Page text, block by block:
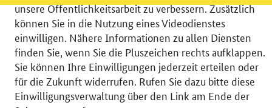
© 2026 Bundesministerium für Wirtschaft und Energie
RSS
Benutzerhinweise
Inhaltsverzeichnis
Impressum
Barrierefreiheit
Datenschutz
unsere Öffentlichkeitsarbeit zu verbessern. Zusätzlich
können Sie in die Nutzung eines Videodienstes
einwilligen. Nähere Informationen zu allen Diensten
finden Sie, wenn Sie die Pluszeichen rechts aufklappen.
Sie können Ihre Einwilligungen jederzeit erteilen oder
für die Zukunft widerrufen. Rufen Sie dazu bitte diese
Einwilligungsverwaltung über den Link am Ende der